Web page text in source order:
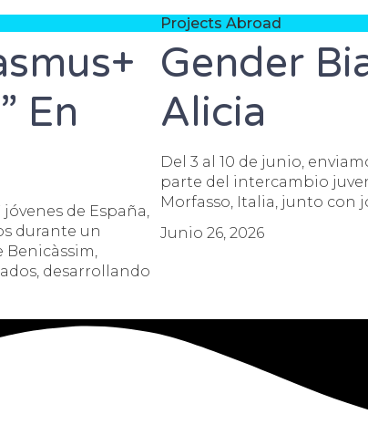
En
de España,
durante un
desarrollando
Projects Abroad
Gender
Alicia
Del 3 al 10 de junio,
parte del intercambio
Morfasso, Italia, junto con
Junio 26, 2026